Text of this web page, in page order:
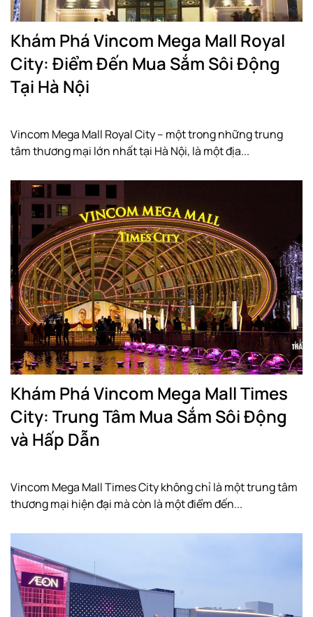
Khám Phá Vincom Mega Mall Royal
City: Điểm Đến Mua Sắm Sôi Động
Tại Hà Nội
Vincom Mega Mall Royal City – một trong những trung
tâm thương mại lớn nhất tại Hà Nội, là một địa...
Khám Phá Vincom Mega Mall Times
City: Trung Tâm Mua Sắm Sôi Động
và Hấp Dẫn
Vincom Mega Mall Times City không chỉ là một trung tâm
thương mại hiện đại mà còn là một điểm đến...